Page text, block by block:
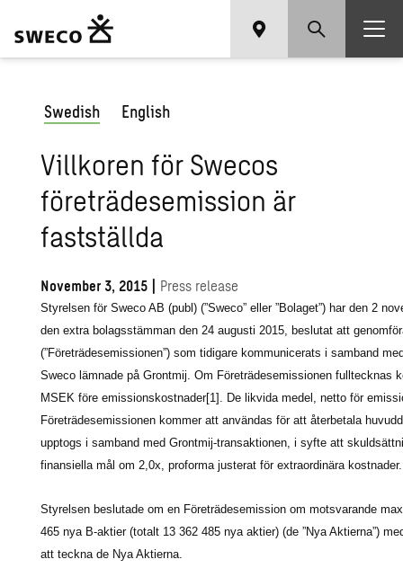
Swedish English
Villkoren för Swecos
företrädesemission är
fastställda
November 3, 2015 | Press release
Styrelsen för Sweco AB (publ) (”Sweco” eller ”Bolaget”) har den 2
den extra bolagsstämman den 24 augusti 2015, beslutat att
(”Företrädesemissionen”) som tidigare kommunicerats i samband
Sweco lämnade på Grontmij. Om Företrädesemissionen fulltecknas
MSEK före emissionskostnader[1] . De likvida medel, netto för
Företrädesemissionen kommer att användas för att återbetala
upptogs i samband med Grontmij-transaktionen, i syfte att
finansiella mål om 2,0x, proforma justerat för extraordinära kostnader.
Styrelsen beslutade om en Företrädesemission om motsvarande
465 nya B-aktier (totalt 13 362 485 nya aktier) (de ”Nya Aktierna”)
att teckna de Nya Aktierna.